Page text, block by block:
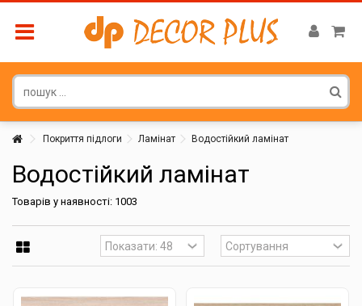
Покриття підлоги Ламінат Водостійкий ламінат
Водостійкий ламінат
Товарів у наявності: 1003